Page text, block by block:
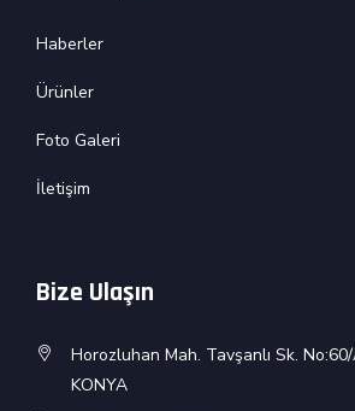
Haberler
Ürünler
Foto Galeri
İletişim
Bize Ulaşın
Horozluhan Mah. Tavşanlı Sk.
KONYA